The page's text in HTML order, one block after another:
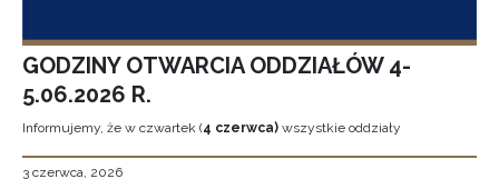
GODZINY OTWARCIA ODDZIAŁÓW 4-
5.06.2026 R.
Informujemy, że w czwartek (4 czerwca) wszystkie oddziały
3 czerwca, 2026